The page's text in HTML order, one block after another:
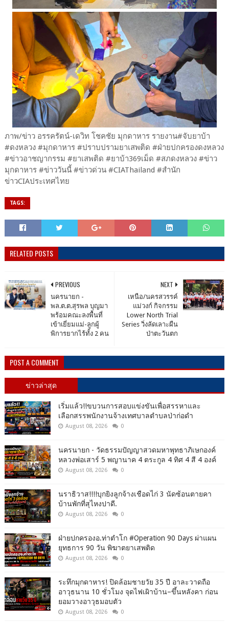
ภาพ/ข่าว อรรครัตน์-เดวิท โชคชัย มุกดาหาร รายงาน#จับยาบ้า
#ดงหลวง #มุกดาหาร #ปราบปรามยาเสพติด #ฝ่ายปกครองดงหลวง
#ข่าวอาชญากรรม #ยาเสพติด #ยาบ้า369เม็ด #สภดงหลวง #ข่าว
มุกดาหาร #ข่าววันนี้ #ข่าวด่วน #CIAThailand #สำนัก
ข่าวCIAประเทศไทย
TAGS:
RELATED POSTS
NEXT
เหนือ/นครสวรรค์
แม่วงก์ กิจกรรม
Lower North Trial
Series วิ่งลัดเลาะผืน
ป่าตะวันตก
PREVIOUS
นครนายก -
พล.ต.ต.สุรพล บุญมา
พร้อมคณะลงพื้นที่
เข้าเยี่ยมแม่-ลูกผู้
พิการยากไร้ทั้ง 2 คน
POST A COMMENT
ข่าวล่าสุด
เริ่มแล้ว!!ขบวนการสอบแข่งขันเพื่อสรรหาและ
เลือกสรรพนักงานจ้างเทศบาลตำบลป่าก่อดำ
August 08, 2026 0
นครนายก - วัดธรรมปัญญาสวดมหาพุทธาภิเษกองค์
หลวงพ่อเสาร์ 5 พญานาค 4 ตระกูล 4 ทิศ 4 สี 4 องค์
August 08, 2026 0
นราธิวาส!!!!บุกยิงลูกจ้างเชือดไก่ 3 นัดซ้อนตายคา
บ้านพักที่สุไหงปาดี.
August 08, 2026 0
ฝ่ายปกครองอ.ท่าตำโก #Operation 90 Days ผ่าแผน
ยุทธการ 90 วัน พิฆาตยาเสพติด
August 08, 2026 0
ระทึกมุกดาหาร! ปิดล้อมชายวัย 35 ปี อาละวาดถือ
อาวุธนาน 10 ชั่วโมง จุดไฟเผิาบ้าน–ขึ้นหลังคา ก่อน
ยอมวางอาวุธมอบตัว
August 08, 2026 0